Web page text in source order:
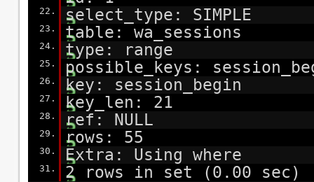
22. select_type: SIMPLE
23. table: wa_sessions
24. type: range
25. possible_keys:
26. key: session_begin
27. key_len: 21
28. ref: NULL
29. rows: 55
30. Extra: Using where
31.
2 rows in set (0.00 sec)